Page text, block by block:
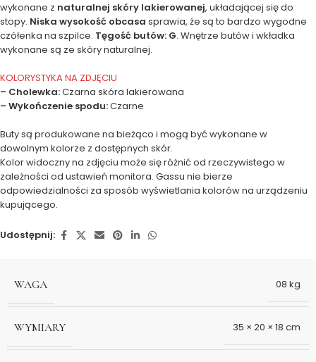
wykonane z naturalnej skóry lakierowanej, układającej się do
stopy. Niska wysokość obcasa sprawia, że są to bardzo wygodne
czółenka na szpilce. Tęgość butów: G. Wnętrze butów i wkładka
wykonane są ze skóry naturalnej.
KOLORYSTYKA NA ZDJĘCIU
– Cholewka:Czarna skóra lakierowana
– Wykończenie spodu:Czarne
Buty są produkowane na bieżąco i mogą być wykonane w
dowolnym kolorze z dostępnych skór.
Kolor widoczny na zdjęciu może się różnić od rzeczywistego w
zależności od ustawień monitora. Gassu nie bierze
odpowiedzialności za sposób wyświetlania kolorów na urządzeniu
kupującego.
Udostępnij:
WAGA 08 kg
WYMIARY 35 × 20 × 18 cm